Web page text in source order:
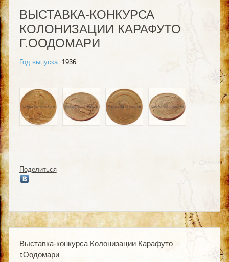
ВЫСТАВКА-КОНКУРСА
КОЛОНИЗАЦИИ КАРАФУТО
Г.ООДОМАРИ
Год выпуска: 1936
Поделиться
Выставка-конкурса Колонизации Карафуто
г.Оодомари